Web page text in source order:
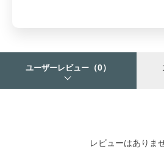
ユーザーレビュー （0）
レビューはありま